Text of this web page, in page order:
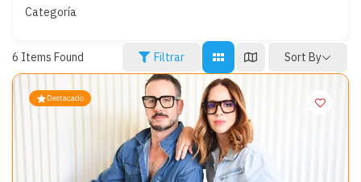
Categoría
6 Items Found Filtrar Sort By
Destacado